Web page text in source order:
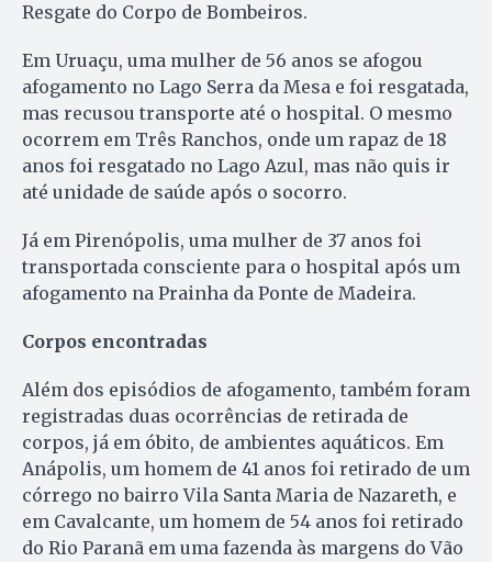
Resgate do Corpo de Bombeiros.
Em Uruaçu, uma mulher de 56 anos se afogou
afogamento no Lago Serra da Mesa e foi resgatada,
mas recusou transporte até o hospital. O mesmo
ocorrem em Três Ranchos, onde um rapaz de 18
anos foi resgatado no Lago Azul, mas não quis ir
até unidade de saúde após o socorro.
Já em Pirenópolis, uma mulher de 37 anos foi
transportada consciente para o hospital após um
afogamento na Prainha da Ponte de Madeira.
Corpos encontradas
Além dos episódios de afogamento, também foram
registradas duas ocorrências de retirada de
corpos, já em óbito, de ambientes aquáticos. Em
Anápolis, um homem de 41 anos foi retirado de um
córrego no bairro Vila Santa Maria de Nazareth, e
em Cavalcante, um homem de 54 anos foi retirado
do Rio Paranã em uma fazenda às margens do Vão